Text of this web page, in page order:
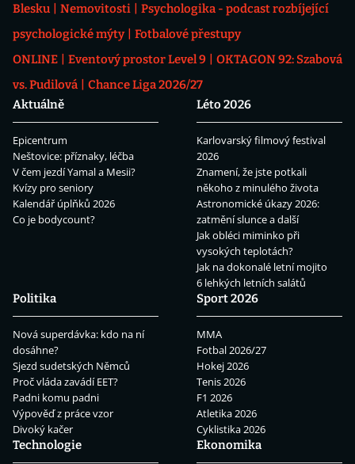
Blesku
Nemovitosti
Psychologika - podcast rozbíjející
psychologické mýty
Fotbalové přestupy
ONLINE
Eventový prostor Level 9
OKTAGON 92: Szabová
vs. Pudilová
Chance Liga 2026/27
Aktuálně
Epicentrum
Neštovice: příznaky, léčba
V čem jezdí Yamal a Mesii?
Kvízy pro seniory
Kalendář úplňků 2026
Co je bodycount?
Léto 2026
Karlovarský filmový festival
2026
Znamení, že jste potkali
někoho z minulého života
Astronomické úkazy 2026:
zatmění slunce a další
Jak obléci miminko při
vysokých teplotách?
Jak na dokonalé letní mojito
6 lehkých letních salátů
Politika
Nová superdávka: kdo na ní
dosáhne?
Sjezd sudetských Němců
Proč vláda zavádí EET?
Padni komu padni
Výpověď z práce vzor
Divoký kačer
Sport 2026
MMA
Fotbal 2026/27
Hokej 2026
Tenis 2026
F1 2026
Atletika 2026
Cyklistika 2026
Technologie
Ekonomika